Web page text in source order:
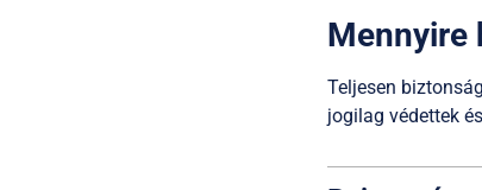
Mennyire
Teljesen
jogilag védettek